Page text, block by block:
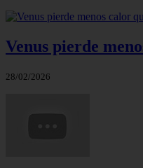
Venus pierde
28/02/2026